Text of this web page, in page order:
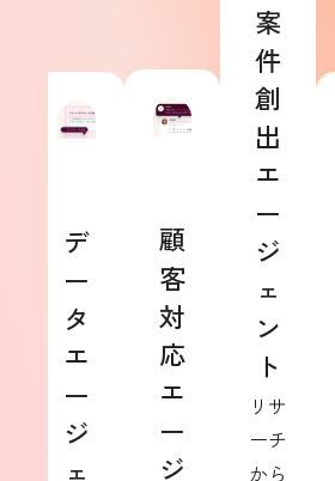
デ
ー
タ
エ
ー
ジ
ェ
顧
客
対
応
エ
ー
ジ
案
件
創
出
エ
ー
ジ
ェ
ン
ト
リサ
ーチ
から